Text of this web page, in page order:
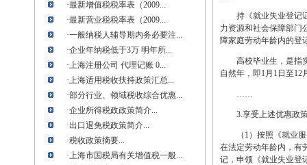
·最新增值税税率表（2009...
·最新营业税税率表（2009...
·一般纳税人辅导期内务必要注...
·企业年纳税低于3万 明年所...
·上海注册公司 代理记账 0...
·上海适用税收扶持政策汇总...
·部分行业、领域税收综合优惠...
·企业所得税政政策简介...
·出口退免税政策简介...
·税收政策摘要...
·上海市国税局有关增值税一般...
持《就业失业登记证
力资源和社会保障部门
障家庭劳动年龄内的登
高校毕业生，是指实
自然年，即1月1日至12
……
3.享受上述优惠政策
（1）按照《就业服
在法定劳动年龄内，有
记，申领《就业失业登